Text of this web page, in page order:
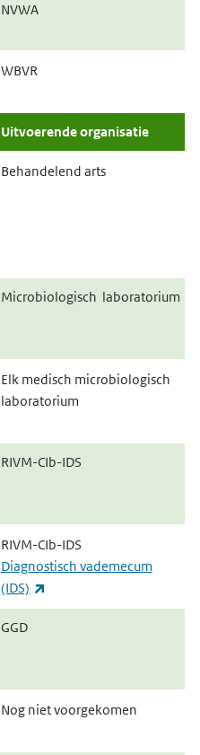
NVWA
WBVR
Uitvoerende organisatie
Behandelend arts
Microbiologisch laboratorium
Elk medisch microbiologisch
laboratorium
RIVM-CIb-IDS
RIVM-CIb-IDS
Diagnostisch vademecum
(IDS)
GGD
Nog niet voorgekomen